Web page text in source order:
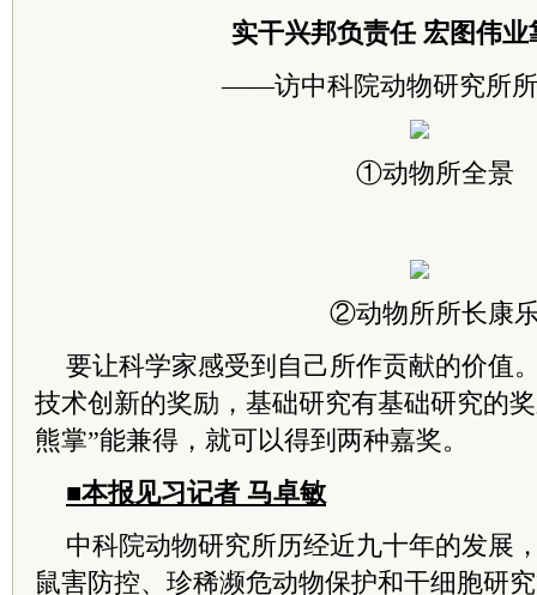
实干兴邦负责任 宏图伟业
——访中科院动物研究所
①动物所全景
②动物所所长康
要让科学家感受到自己所作贡献的价值
技术创新的奖励，基础研究有基础研究的
熊掌”能兼得，就可以得到两种嘉奖。
■本报见习记者 马卓敏
中科院动物研究所历经近九十年的发展
鼠害防控、珍稀濒危动物保护和干细胞研